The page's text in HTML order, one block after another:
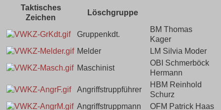
Taktisches
Zeichen
Löschgruppe
Gruppenkdt.
BM Thomas
Kager
Melder
LM Silvia Moder
Maschinist
OBI Schmerböck
Hermann
Angriffstruppführer
HBM Reinhold
Schurz
Angriffstruppmann
OFM Patrick Haas